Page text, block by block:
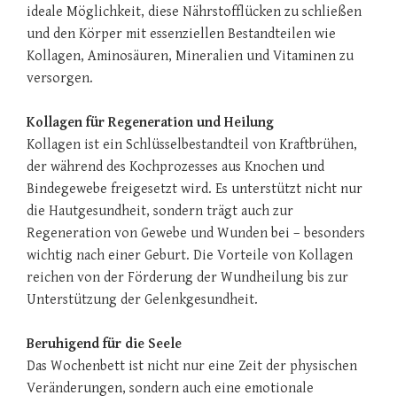
ideale Möglichkeit, diese Nährstofflücken zu schließen
und den Körper mit essenziellen Bestandteilen wie
Kollagen, Aminosäuren, Mineralien und Vitaminen zu
versorgen.
Kollagen für Regeneration und Heilung
Kollagen ist ein Schlüsselbestandteil von Kraftbrühen,
der während des Kochprozesses aus Knochen und
Bindegewebe freigesetzt wird. Es unterstützt nicht nur
die Hautgesundheit, sondern trägt auch zur
Regeneration von Gewebe und Wunden bei – besonders
wichtig nach einer Geburt. Die Vorteile von Kollagen
reichen von der Förderung der Wundheilung bis zur
Unterstützung der Gelenkgesundheit.
Beruhigend für die Seele
Das Wochenbett ist nicht nur eine Zeit der physischen
Veränderungen, sondern auch eine emotionale